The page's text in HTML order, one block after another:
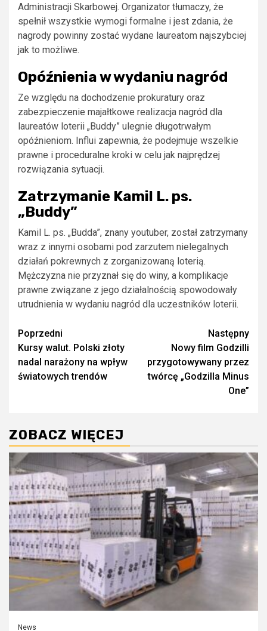
Administracji Skarbowej. Organizator tłumaczy, że
spełnił wszystkie wymogi formalne i jest zdania, że
nagrody powinny zostać wydane laureatom najszybciej
jak to możliwe.
Opóźnienia w wydaniu nagród
Ze względu na dochodzenie prokuratury oraz
zabezpieczenie majałtkowe realizacja nagród dla
laureatów loterii „Buddy” ulegnie długotrwałym
opóźnieniom. Influi zapewnia, że podejmuje wszelkie
prawne i proceduralne kroki w celu jak najprędzej
rozwiązania sytuacji.
Zatrzymanie Kamil L. ps.
„Buddy”
Kamil L. ps. „Budda”, znany youtuber, został zatrzymany
wraz z innymi osobami pod zarzutem nielegalnych
działań pokrewnych z zorganizowaną loterią.
Mężczyzna nie przyznał się do winy, a komplikacje
prawne związane z jego działalnością spowodowały
utrudnienia w wydaniu nagród dla uczestników loterii.
Zobacz
wpisy
Poprzedni
Kursy walut. Polski złoty
nadal narażony na wpływ
światowych trendów
Następny
Nowy film Godzilli
przygotowywany przez
twórcę „Godzilla Minus
One”
ZOBACZ WIĘCEJ
News